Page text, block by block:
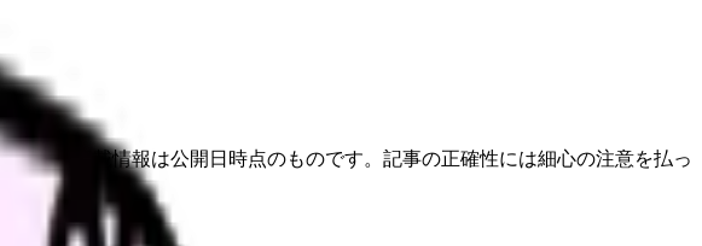
す。掲載情報は公開日時点のものです。記事の正確性には細心の注意を払っ